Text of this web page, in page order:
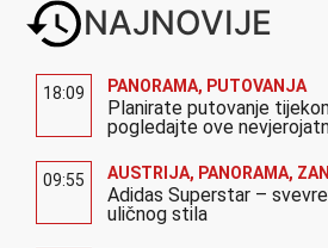
NAJNOVIJE
18:09 PANORAMA, PUTOVANJA
Planirate putovanje
pogledajte ove
09:55 AUSTRIJA, PANORAMA,
Adidas Superstar –
uličnog stila